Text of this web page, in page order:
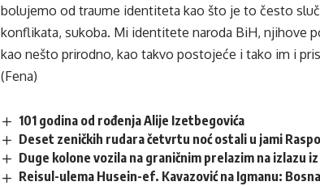
bolujemo od traume identiteta kao što je to često
konflikata, sukoba. Mi identitete naroda BiH, njihove
kao nešto prirodno, kao takvo postojeće i tako im i
(Fena)
101 godina od rođenja Alije Izetbegovića
Deset zeničkih rudara četvrtu noć ostali u jami
Duge kolone vozila na graničnim prelazim na izlazu iz
Reisul-ulema Husein-ef. Kavazović na Igmanu: